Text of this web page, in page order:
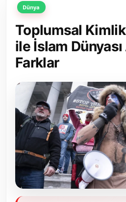
Siyasi Partiler
Yerel Yönetimler
Mülki İdare
Toplum ve Yaşam
Sivil Toplum Kuruluşları
Kamu Kurumları ve Üst Kurullar
Resmi Reklamlar
Dünya
Toplumsal Kimlik
ile İslam
Farklar